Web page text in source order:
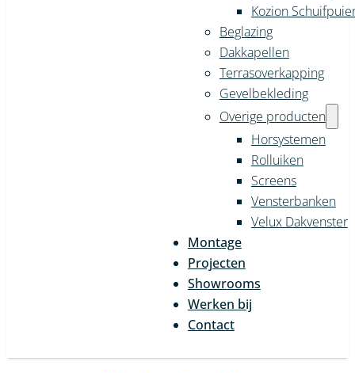
Kozion
Beglazing
Dakkapellen
Terrasoverkapping
Gevelbekleding
Overige producten
Horsystemen
Rolluiken
Screens
Vensterbanken
Velux Dakvenster
Montage
Projecten
Showrooms
Werken bij
Contact